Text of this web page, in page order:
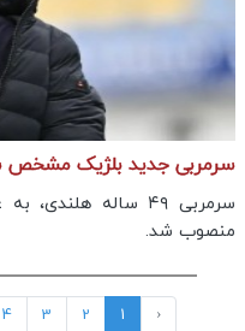
سرمربی جدید بلژیک
سرمربی ۴۹ ساله
منصوب شد.
‹
1
2
3
4